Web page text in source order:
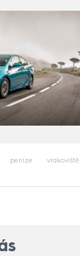
peníze vrakoviště